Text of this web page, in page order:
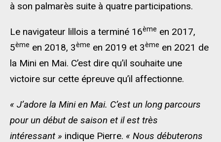
à son palmarès suite à quatre participations.
Le navigateur lillois a terminé 16ème en 2017,
5ème en 2018, 3ème en 2019 et 3ème en 2021 de
la Mini en Mai. C’est dire qu’il souhaite une
victoire sur cette épreuve qu’il affectionne.
« J’adore la Mini en Mai. C’est un long parcours
pour un début de saison et il est très
intéressant » indique Pierre. « Nous débuterons